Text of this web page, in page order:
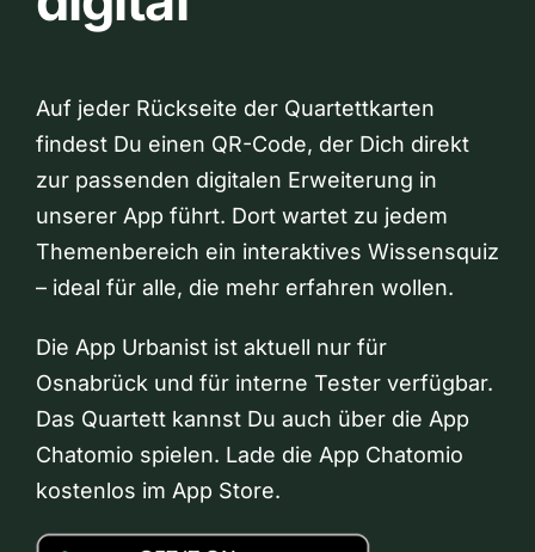
Auf jeder Rückseite der Quartettkarten
findest Du einen QR-Code, der Dich direkt
zur passenden digitalen Erweiterung in
unserer App führt. Dort wartet zu jedem
Themenbereich ein interaktives Wissensquiz
– ideal für alle, die mehr erfahren wollen.
Die App Urbanist ist aktuell nur für
Osnabrück und für interne Tester verfügbar.
Das Quartett kannst Du auch über die App
Chatomio spielen. Lade die App Chatomio
kostenlos im App Store.